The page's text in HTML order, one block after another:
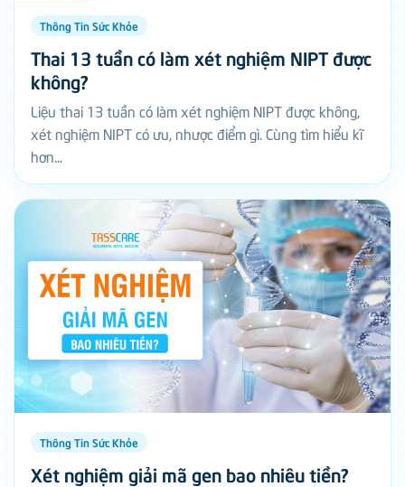
Thông Tin Sức Khỏe
Thai 13 tuần có làm xét nghiệm NIPT được
không?
Liệu thai 13 tuần có làm xét nghiệm NIPT được không,
xét nghiệm NIPT có ưu, nhược điểm gì. Cùng tìm hiểu kĩ
hơn...
Thông Tin Sức Khỏe
Xét nghiệm giải mã gen bao nhiêu tiền?